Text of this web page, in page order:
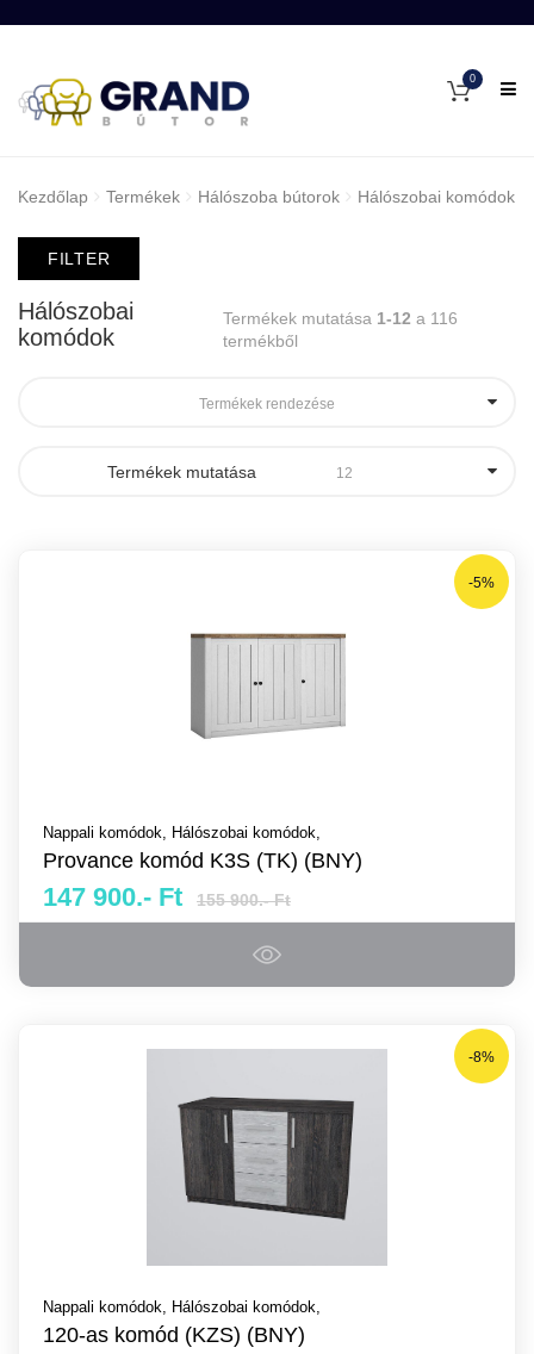
0
Kezdőlap Termékek Hálószoba bútorok Hálószobai komódok
FILTER
Hálószobai
komódok
Termékek mutatása 1-12 a 116
termékből
Termékek rendezése
Termékek mutatása 12
-5%
Nappali komódok, Hálószobai komódok,
Provance komód K3S (TK) (BNY)
147 900.- Ft 155 900.- Ft
-8%
Nappali komódok, Hálószobai komódok,
120-as komód (KZS) (BNY)